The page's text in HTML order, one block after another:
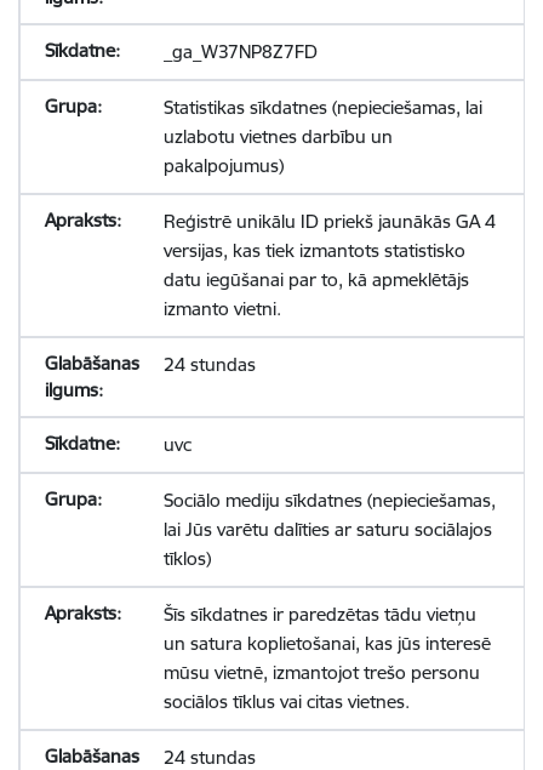
_ga_W37NP8Z7FD
Statistikas sīkdatnes (nepieciešamas, lai
uzlabotu vietnes darbību un
pakalpojumus)
Reģistrē unikālu ID priekš jaunākās GA 4
versijas, kas tiek izmantots statistisko
datu iegūšanai par to, kā apmeklētājs
izmanto vietni.
24 stundas
uvc
Sociālo mediju sīkdatnes (nepieciešamas,
lai Jūs varētu dalīties ar saturu sociālajos
tīklos)
Šīs sīkdatnes ir paredzētas tādu vietņu
un satura koplietošanai, kas jūs interesē
mūsu vietnē, izmantojot trešo personu
sociālos tīklus vai citas vietnes.
24 stundas